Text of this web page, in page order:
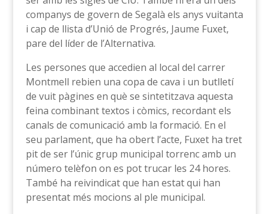
companys de govern de Segalà els anys vuitanta
i cap de llista d’Unió de Progrés, Jaume Fuxet,
pare del líder de l’Alternativa.
Les persones que accedien al local del carrer
Montmell rebien una copa de cava i un butlletí
de vuit pàgines en què se sintetitzava aquesta
feina combinant textos i còmics, recordant els
canals de comunicació amb la formació. En el
seu parlament, que ha obert l’acte, Fuxet ha tret
pit de ser l’únic grup municipal torrenc amb un
número telèfon on es pot trucar les 24 hores.
També ha reivindicat que han estat qui han
presentat més mocions al ple municipal.